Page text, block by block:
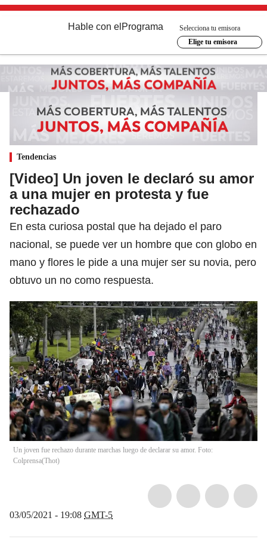
Hable con el Programa
Selecciona tu emisora
Elige tu emisora
Tendencias
[Video] Un joven le declaró su amor
a una mujer en protesta y fue
rechazado
En esta curiosa postal que ha dejado el paro
nacional, se puede ver un hombre que con globo en
mano y flores le pide a una mujer ser su novia, pero
obtuvo un no como respuesta.
Un joven fue rechazo durante marchas luego de declarar su amor. Foto:
Colprensa(Thot)
03/05/2021 - 19:08 GMT-5